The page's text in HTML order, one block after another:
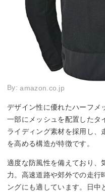
By:amazon.co.jp
デザイン性に優れたハーフメ
一部にメッシュを配置したタ
ライディング素材を採用し、
を高める構造が特徴です。
適度な防風性を備えており、
力。高速道路や郊外での走行
ングにも適しています。日中